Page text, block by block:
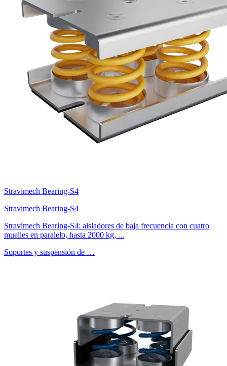
Stravimech Bearing-S4
Stravimech Bearing-S4
Stravimech Bearing-S4: aisladores de baja frecuencia con cuatro
muelles en paralelo, hasta 2000 kg, ...
Soportes y suspensión de …